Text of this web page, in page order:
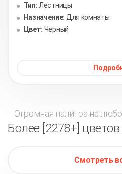
Тип:Лестницы
Назначение: Для комнаты
Цвет: Черный
Огромная палитра на
Более [2278+]
Смотреть